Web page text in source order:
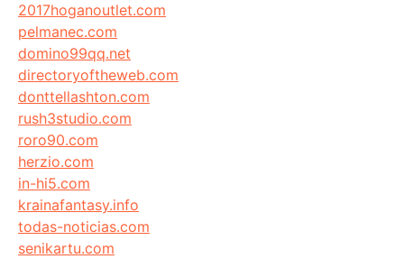
2017hoganoutlet.com
pelmanec.com
domino99qq.net
directoryoftheweb.com
donttellashton.com
rush3studio.com
roro90.com
herzio.com
in-hi5.com
krainafantasy.info
todas-noticias.com
senikartu.com